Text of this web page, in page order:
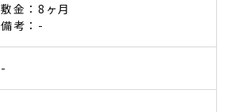
敷金：8ヶ月
備考：-
-